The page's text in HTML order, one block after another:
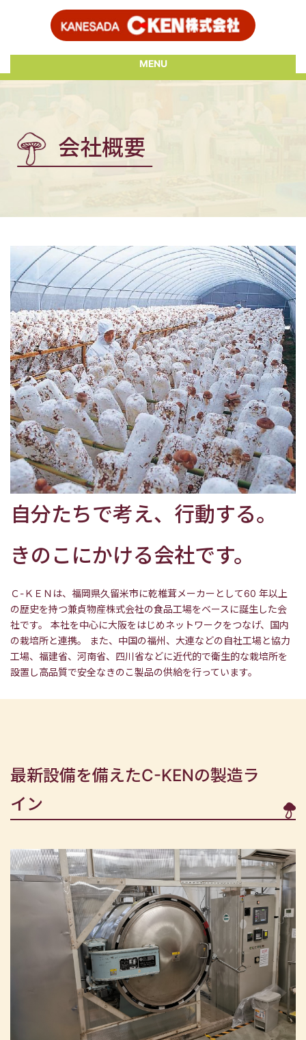
MENU
会社概要
自分たちで考え、行動する。
きのこにかける会社です。
Ｃ-ＫＥＮは、福岡県久留米市に乾椎茸メーカーとして60 年以上
の歴史を持つ兼貞物産株式会社の食品工場をベースに誕生した会
社です。 本社を中心に大阪をはじめネットワークをつなげ、国内
の栽培所と連携。 また、中国の福州、大連などの自社工場と協力
工場、福建省、河南省、四川省などに近代的で衛生的な栽培所を
設置し高品質で安全なきのこ製品の供給を行っています。
最新設備を備えたC-KENの製造ラ
イン